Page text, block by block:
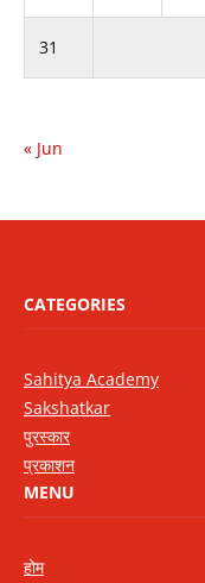
31
« Jun
CATEGORIES
Sahitya Academy
Sakshatkar
पुरस्कार
प्रकाशन
MENU
होम